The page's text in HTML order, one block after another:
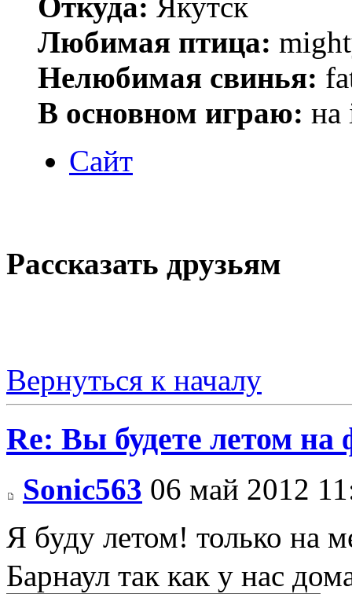
Откуда: Якутск
Любимая птица:
Нелюбимая свинья:
В основном играю: на
Сайт
Рассказать друзьям
Вернуться к началу
Re: Вы будете летом на
Sonic563 06 май 2012
Я буду летом! только на
Барнаул так как у нас